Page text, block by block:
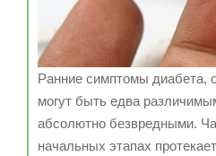
Ранние симптомы диабета,
могут быть едва
абсолютно безвредными.
начальных этапах